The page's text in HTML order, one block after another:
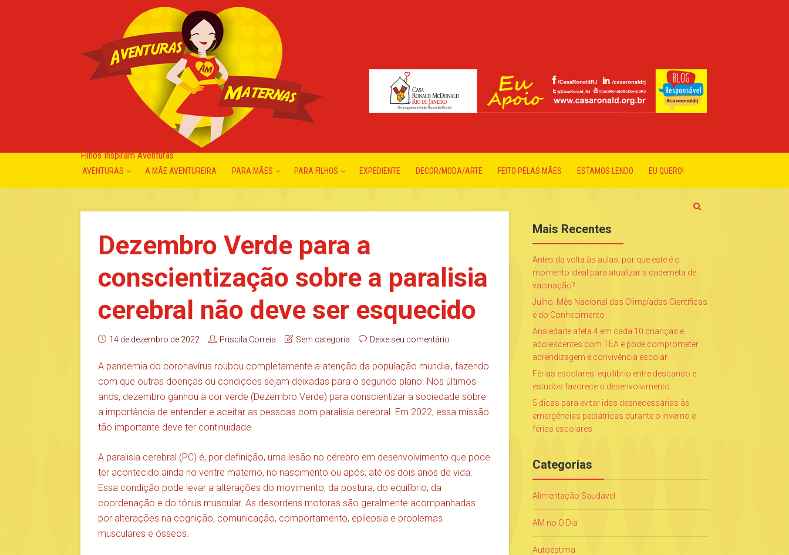
Filhos Inspiram Aventuras
AVENTURAS A MÃE AVENTUREIRA PARA MÃES PARA FILHOS EXPEDIENTE DECOR/MODA/ARTE FEITO PELAS MÃES ESTAMOS LENDO EU QUERO!
Dezembro Verde para a
conscientização sobre a paralisia
cerebral não deve ser esquecido
14 de dezembro de 2022 Priscila Correia Sem categoria Deixe seu comentário
A pandemia do coronavírus roubou completamente a atenção da população mundial, fazendo
com que outras doenças ou condições sejam deixadas para o segundo plano. Nos últimos
anos, dezembro ganhou a cor verde (Dezembro Verde) para conscientizar a sociedade sobre
a importância de entender e aceitar as pessoas com paralisia cerebral. Em 2022, essa missão
tão importante deve ter continuidade.
A paralisia cerebral (PC) é, por definição, uma lesão no cérebro em desenvolvimento que pode
ter acontecido ainda no ventre materno, no nascimento ou após, até os dois anos de vida.
Essa condição pode levar a alterações do movimento, da postura, do equilíbrio, da
coordenação e do tônus muscular. As desordens motoras são geralmente acompanhadas
por alterações na cognição, comunicação, comportamento, epilepsia e problemas
musculares e ósseos.
Mais Recentes
Antes da volta às aulas: por que este é o
momento ideal para atualizar a caderneta de
vacinação?
Julho: Mês Nacional das Olimpíadas Científicas
e do Conhecimento
Ansiedade afeta 4 em cada 10 crianças e
adolescentes com TEA e pode comprometer
aprendizagem e convivência escolar
Férias escolares: equilíbrio entre descanso e
estudos favorece o desenvolvimento
5 dicas para evitar idas desnecessárias às
emergências pediátricas durante o inverno e
férias escolares
Categorias
Alimentação Saudável
AM no O Dia
Autoestima